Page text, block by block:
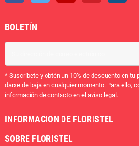
BOLETÍN
* Suscríbete y obtén un 10% de descuento en tu
darse de baja en cualquier momento. Para ello,
información de contacto en el aviso legal.
INFORMACION DE FLORISTEL
SOBRE FLORISTEL